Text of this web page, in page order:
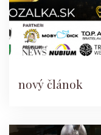
nový článok